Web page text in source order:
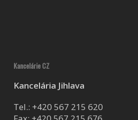
Kancelárie CZ
Kancelária Jihlava
Tel.: +420 567 215 620